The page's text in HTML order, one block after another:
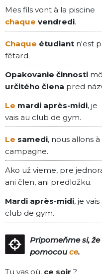
Mes fils vont à la piscine
chaque vendredi.
Chaque étudiant n'est
fêtard.
Opakovanie činnosti
určitého člena pred
Le mardi après-midi, je
vais au club de gym.
Le samedi, nous allons à
campagne.
Ako už vieme, pre
ani člen, ani predložku.
Mardi après-midi, je vais
club de gym.
Pripomeňme si, že
pomocouce.
Tu vas où, ce soir ?